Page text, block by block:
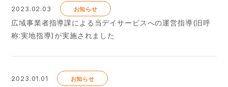
2023.02.03 お知らせ
広域事業者指導課による当デイサービスへの運営指導(旧呼
称:実地指導)が実施されました
2023.01.01 お知らせ